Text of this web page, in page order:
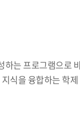
는 프로그램으
식을 융합하는 학